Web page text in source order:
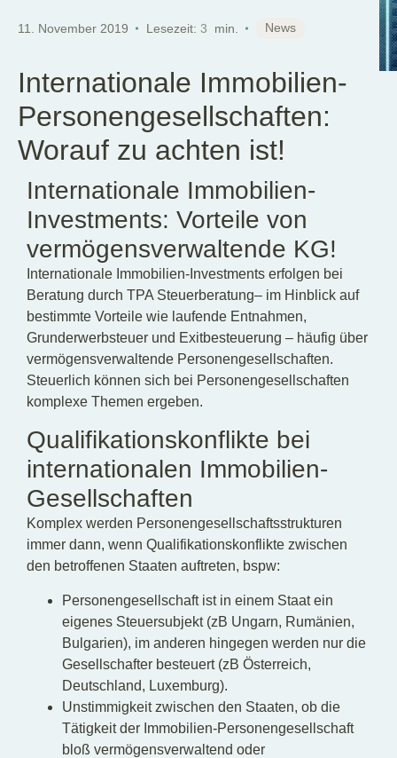
11. November 2019 Lesezeit: 3 min. News
Internationale Immobilien-
Personengesellschaften:
Worauf zu achten ist!
Internationale Immobilien-
Investments: Vorteile von
vermögensverwaltende KG!
Internationale Immobilien-Investments erfolgen bei
Beratung durch TPA Steuerberatung– im Hinblick auf
bestimmte Vorteile wie laufende Entnahmen,
Grunderwerbsteuer und Exitbesteuerung – häufig über
vermögensverwaltende Personengesellschaften.
Steuerlich können sich bei Personengesellschaften
komplexe Themen ergeben.
Qualifikationskonflikte bei
internationalen Immobilien-
Gesellschaften
Komplex werden Personengesellschaftsstrukturen
immer dann, wenn Qualifikationskonflikte zwischen
den betroffenen Staaten auftreten, bspw:
Personengesellschaft ist in einem Staat ein
eigenes Steuersubjekt (zB Ungarn, Rumänien,
Bulgarien), im anderen hingegen werden nur die
Gesellschafter besteuert (zB Österreich,
Deutschland, Luxemburg).
Unstimmigkeit zwischen den Staaten, ob die
Tätigkeit der Immobilien-Personengesellschaft
bloß vermögensverwaltend oder